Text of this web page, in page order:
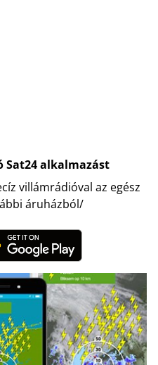
Sat24 alkalmazást
villámrádióval az egész
áruházból/